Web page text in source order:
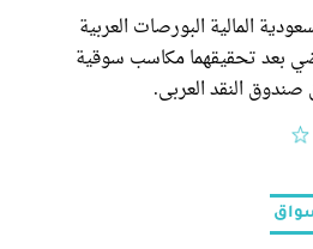
المالية البورصات العربية
بعد تحقيقهما مكاسب سوقية